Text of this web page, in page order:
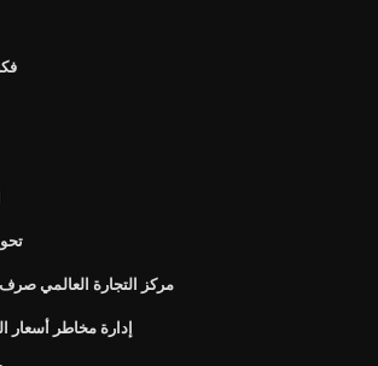
مركز التجارة العالمي
إدارة مخاطر أسعار